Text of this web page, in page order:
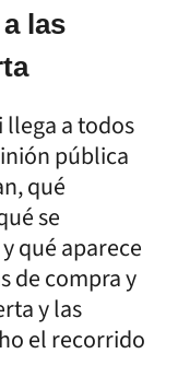
las
llega a todos
pública
qué
se
qué aparece
de compra y
y las
el recorrido